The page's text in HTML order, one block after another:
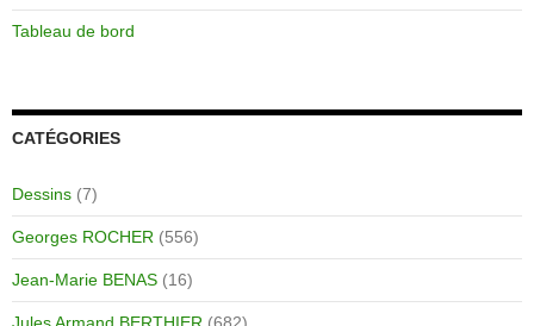
Tableau de bord
CATÉGORIES
Dessins (7)
Georges ROCHER (556)
Jean-Marie BENAS (16)